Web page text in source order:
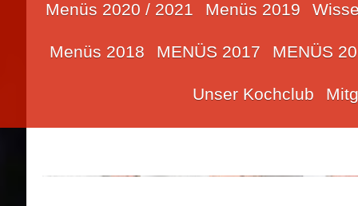
Menüs 2020 / 2021 Menüs 2019
Menüs 2018 MENÜS 2017 MENÜS
Unser Kochclub